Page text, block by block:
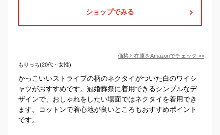
ショップでみる
価格と在庫をAmazonでチェック >>
もりっち(20代・女性)
かっこいいストライプの柄のネクタイがついた白のワイシ
ャツがおすすめです。冠婚葬祭に着用できるシンプルなデ
ザインで、おしゃれをしたい場面ではネクタイを着用でき
ます。コットンで着心地が良いところもおすすめポイント
です。